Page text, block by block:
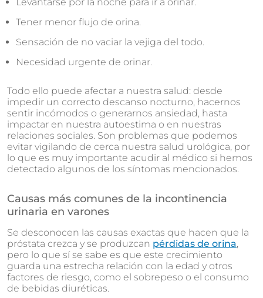
Tener menor flujo de orina.
Sensación de no vaciar la vejiga del todo.
Necesidad urgente de orinar.
Todo ello puede afectar a nuestra salud: desde
impedir un correcto descanso nocturno, hacernos
sentir incómodos o generarnos ansiedad, hasta
impactar en nuestra autoestima o en nuestras
relaciones sociales. Son problemas que podemos
evitar vigilando de cerca nuestra salud urológica, por
lo que es muy importante acudir al médico si hemos
detectado algunos de los síntomas mencionados.
Causas más comunes de la incontinencia
urinaria en varones
Se desconocen las causas exactas que hacen que la
próstata crezca y se produzcan pérdidas de orina,
pero lo que sí se sabe es que este crecimiento
guarda una estrecha relación con la edad y otros
factores de riesgo, como el sobrepeso o el consumo
de bebidas diuréticas.